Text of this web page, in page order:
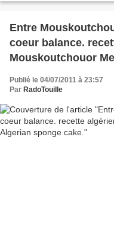
Entre
coeur balance.
Mouskoutchouor
Publié le 04/07/2011 à 23:57
Par RadoTouille